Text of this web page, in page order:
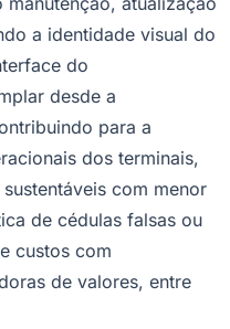
do
desde a
para a
dos terminais,
com menor
de cédulas falsas ou
custos com
de valores, entre
do Motor de